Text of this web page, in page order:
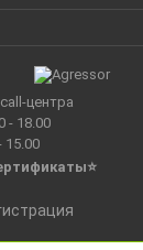
центра
- 18.00
15.00
⭐